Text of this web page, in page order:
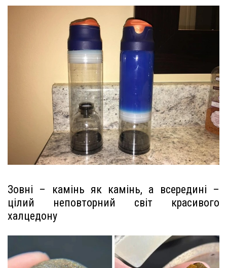
Зовні – камінь як камінь, а всередині –
цілий неповторний світ красивого
халцедону